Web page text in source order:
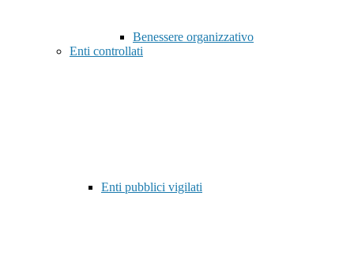
Benessere organizzativo
Enti controllati
Enti pubblici vigilati